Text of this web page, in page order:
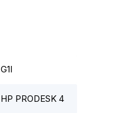
G1I
HP PRODESK 4